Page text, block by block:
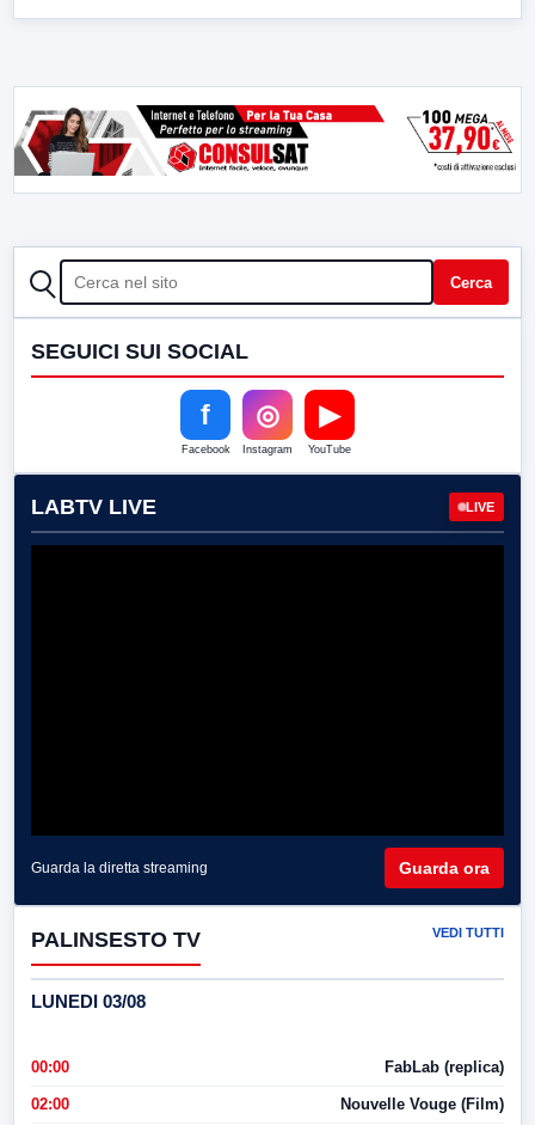
CERCA Cerca
SEGUICI SUI SOCIAL
f
Facebook
◎
Instagram
▶
YouTube
LABTV LIVE LIVE
Guarda la diretta streaming Guarda ora
PALINSESTO TV VEDI TUTTI
LUNEDI 03/08
00:00 FabLab (replica)
02:00 Nouvelle Vouge (Film)